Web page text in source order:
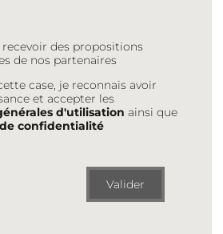
des propositions
de nos partenaires
case, je reconnais avoir
et accepter les
d'utilisation ainsi que
confidentialité
Valider